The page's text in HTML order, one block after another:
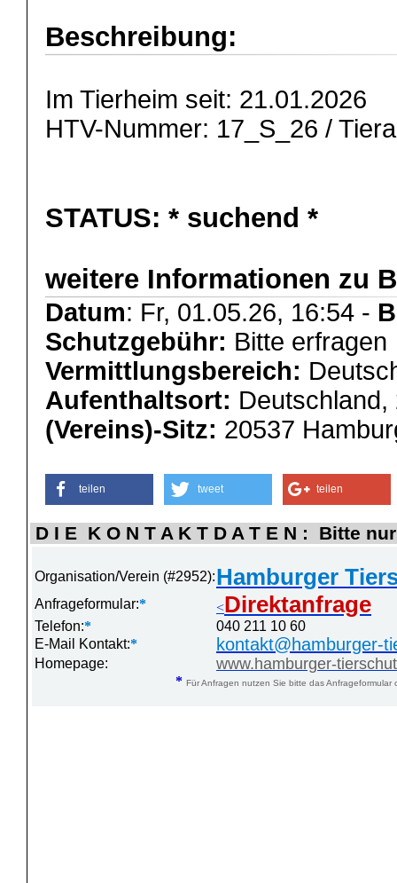
Beschreibung:
Im Tierheim seit: 21.01.2026
HTV-Nummer: 17_S_26 /
STATUS: * suchend *
weitere Informationen zu
Datum: Fr, 01.05.26, 16:54 -
Schutzgebühr: Bitte erfragen
Vermittlungsbereich:
Aufenthaltsort:
(Vereins)-Sitz: 20537
teilen tweet teilen
D I E K O N T A K T D A T E N : Bitte
Organisation/Verein (#2952):Hamburger
Anfrageformular:* <Direktanfrage
Telefon:*
040 211 10 60
E-Mail Kontakt:* kontakt@hamburger-
Homepage: www.hamburger-
* Für Anfragen nutzen Sie bitte das